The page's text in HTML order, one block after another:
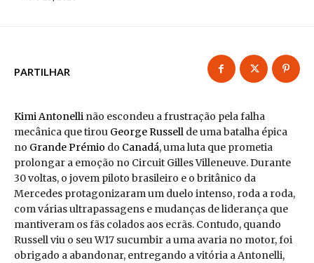
PARTILHAR
Kimi Antonelli não escondeu a frustração pela falha
mecânica que tirou George Russell de uma batalha épica
no Grande Prémio do Canadá, uma luta que prometia
prolongar a emoção no Circuit Gilles Villeneuve. Durante
30 voltas, o jovem piloto brasileiro e o britânico da
Mercedes protagonizaram um duelo intenso, roda a roda,
com várias ultrapassagens e mudanças de liderança que
mantiveram os fãs colados aos ecrãs. Contudo, quando
Russell viu o seu W17 sucumbir a uma avaria no motor, foi
obrigado a abandonar, entregando a vitória a Antonelli,